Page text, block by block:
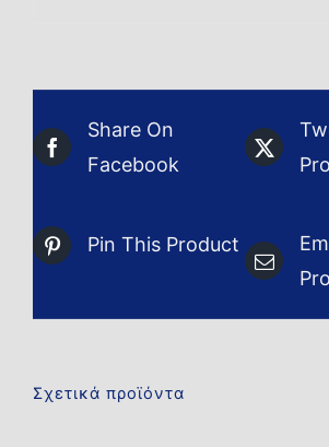
Share On
Facebook
Pin This Product
Σχετικά προϊόντα